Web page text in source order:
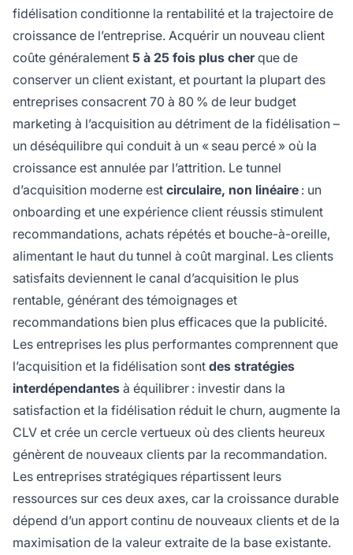
fidélisation conditionne la rentabilité et la trajectoire de
croissance de l’entreprise. Acquérir un nouveau client
coûte généralement 5 à 25 fois plus cherque de
conserver un client existant, et pourtant la plupart des
entreprises consacrent 70 à 80 % de leur budget
marketing à l’acquisition au détriment de la fidélisation –
un déséquilibre qui conduit à un « seau percé » où la
croissance est annulée par l’attrition. Le tunnel
d’acquisition moderne est circulaire, non linéaire : un
onboarding et une expérience client réussis stimulent
recommandations, achats répétés et bouche-à-oreille,
alimentant le haut du tunnel à coût marginal. Les clients
satisfaits deviennent le canal d’acquisition le plus
rentable, générant des témoignages et
recommandations bien plus efficaces que la publicité.
Les entreprises les plus performantes comprennent que
l’acquisition et la fidélisation sont des stratégies
interdépendantes à équilibrer : investir dans la
satisfaction et la fidélisation réduit le churn, augmente la
CLV et crée un cercle vertueux où des clients heureux
génèrent de nouveaux clients par la recommandation.
Les entreprises stratégiques répartissent leurs
ressources sur ces deux axes, car la croissance durable
dépend d’un apport continu de nouveaux clients et de la
maximisation de la valeur extraite de la base existante.